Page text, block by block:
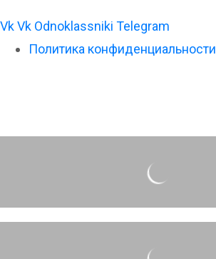
VkVk Odnoklassniki Telegram
Политика конфиденциальности